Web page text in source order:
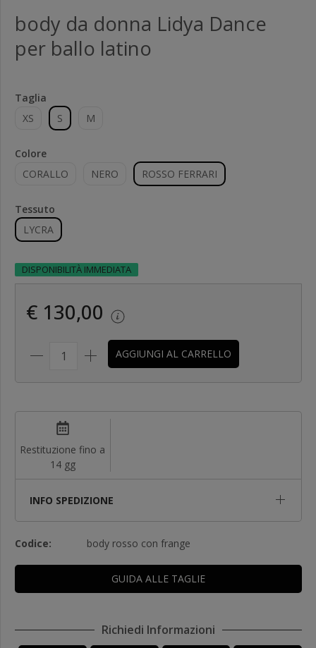
body da donna Lidya Dance
per ballo latino
Taglia
XS
S M
Colore
CORALLO
NERO ROSSO FERRARI
Tessuto
LYCRA
DISPONIBILITÀ IMMEDIATA
€ 130,00
AGGIUNGI AL CARRELLO
Restituzione fino a
14 gg
INFO SPEDIZIONE
Codice: body rosso con frange
GUIDA ALLE TAGLIE
Richiedi Informazioni